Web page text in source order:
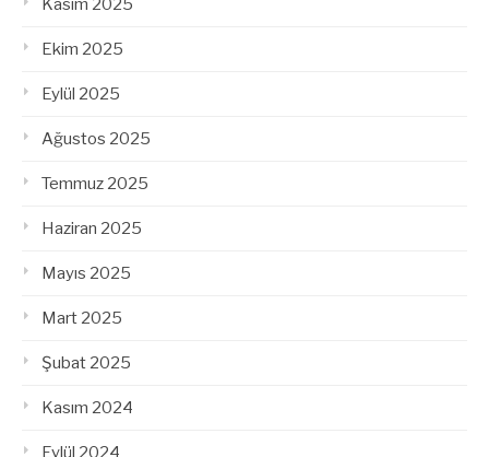
Kasım 2025
Ekim 2025
Eylül 2025
Ağustos 2025
Temmuz 2025
Haziran 2025
Mayıs 2025
Mart 2025
Şubat 2025
Kasım 2024
Eylül 2024